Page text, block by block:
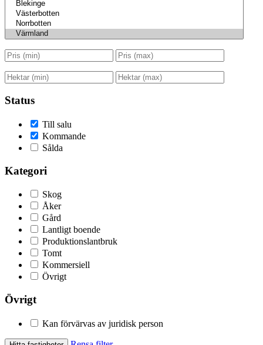
Status
Till salu
Kommande
Sålda
Kategori
Skog
Åker
Gård
Lantligt boende
Produktionslantbruk
Tomt
Kommersiell
Övrigt
Övrigt
Kan förvärvas av juridisk person